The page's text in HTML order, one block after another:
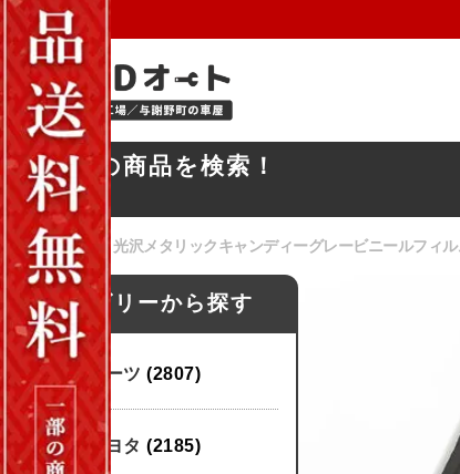
お探しの商品を検索！
ホーム/パーツ / 光沢メタリックキャンディーグレービニールフィ
カテゴリーから探す
パーツ (2807)
トヨタ (2185)